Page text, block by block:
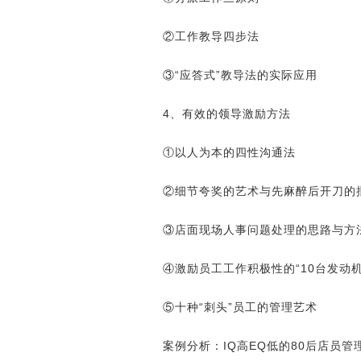
②工作教导四步法
③“应答式”教导法的实际应用
4、有效的领导激励方法
①以人为本的四性沟通法
②细节夸奖的艺术与先麻醉后开刀的
③店面现场人事问题处理的思路与方
④激励员工工作积极性的“10台发动
⑤十种“刺头”员工的管理艺术
案例分析：IQ高EQ低的80后店员管